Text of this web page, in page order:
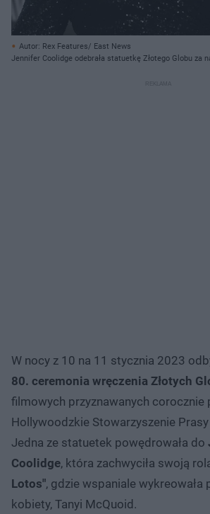
Autor: Rex Features/ East News
Jennifer Coolidge odebrała statuetkę Złotego Globu za
W nocy z 10 na 11 stycznia 2023
80. ceremonia wręczenia Złotych
filmowych przyznawanych corocznie
Hollywoodzkie Stowarzyszenie
Jedna ze statuetek powędrowała do
Coolidge, która zachwyciła swoją
Lotos", gdzie wspaniale wykreowała
kobiety, Tanyi McQuoid.